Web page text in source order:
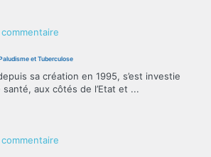
de
femme
et
et Tuberculose
sa création en 1995, s’est investie
aux côtés de l’Etat et ...